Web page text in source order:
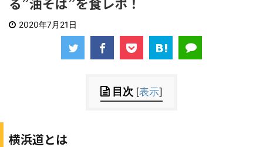
2020年7月21日
目次 [表示]
横浜道とは